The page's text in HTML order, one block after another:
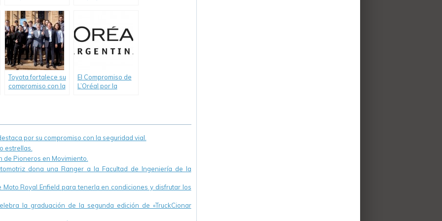
Argentina cumple 9
años apostando a
la educación
empresaria de los
jóvenes
Toyota fortalece su
compromiso con la
El Compromiso de
L’Oréal por la
por su compromiso con la seguridad vial.
estrellas.
Pioneros en Movimiento.
dona una Ranger a la Facultad de Ingeniería de la
Royal Enfield para tenerla en condiciones y disfrutar los
la graduación de la segunda edición de «TruckCionar